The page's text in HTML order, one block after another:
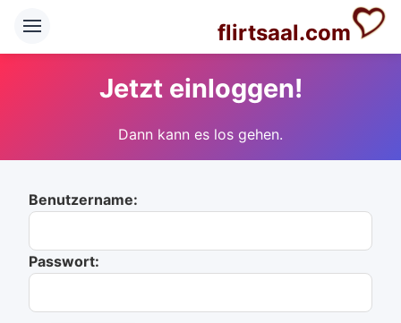
flirtsaal.com
Jetzt einloggen!
Dann kann es los gehen.
Benutzername:
Passwort: